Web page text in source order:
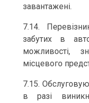
завантажені.
7.14.
забутих в
можливості,
місцевого
7.15.
в разі